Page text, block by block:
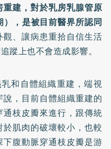
建，對於乳房乳腺管原
），是被目前醫界所認同
觀、讓病患重拾自信生活
蹤上也不會造成影響。
和自體組織重建，端視
，目前自體組織重建的
枝皮瓣來進行，跟傳統
肌肉的破壞較小，也較
腹動脈穿通枝皮瓣是游